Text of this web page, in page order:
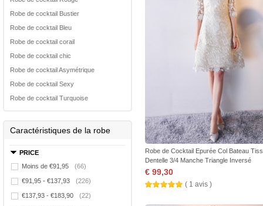
Robe de cocktail Bustier
Robe de cocktail Bleu
Robe de cocktail corail
Robe de cocktail chic
Robe de cocktail Asymétrique
Robe de cocktail Sexy
Robe de cocktail Turquoise
Caractéristiques de la robe
PRICE
Moins de €91,95
(66)
€91,95 - €137,93 (226)
€137,93 - €183,90 (22)
Robe de Cocktail Epurée Col Bateau
Dentelle 3/4 Manche Triangle Inversé
€ 99,30
( 1 avis )